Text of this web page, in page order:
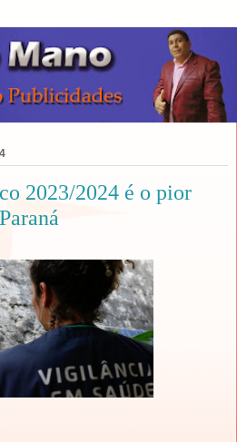
2023/2024 é o pior